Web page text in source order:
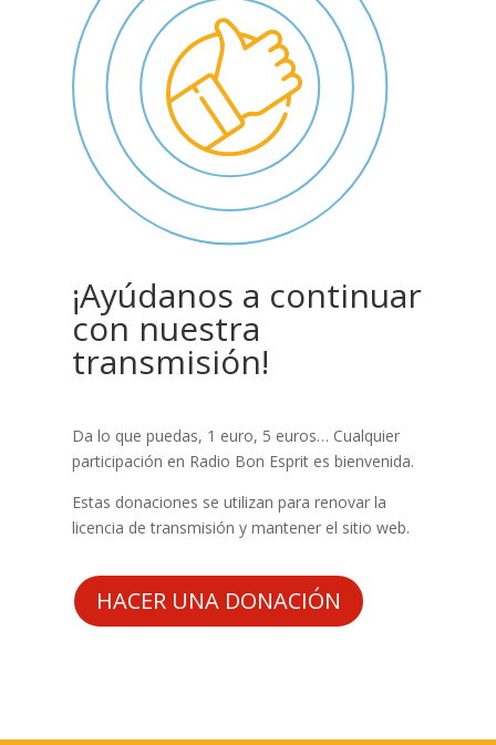
¡Ayúdanos a continuar
con nuestra
transmisión!
Da lo que puedas, 1 euro, 5 euros… Cualquier
participación en Radio Bon Esprit es bienvenida.
Estas donaciones se utilizan para renovar la
licencia de transmisión y mantener el sitio web.
HACER UNA DONACIÓN